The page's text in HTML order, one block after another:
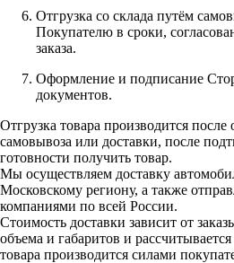
Отгрузка со склада путём
Покупателю в сроки,
заказа.
Оформление и подписание
документов.
Отгрузка товара производится
самовывоза или доставки, после
готовности получить товар.
Мы осуществляем доставку
Московскому региону, а также
компаниями по всей России.
Стоимость доставки зависит от
объема и габаритов и
товара производится силами